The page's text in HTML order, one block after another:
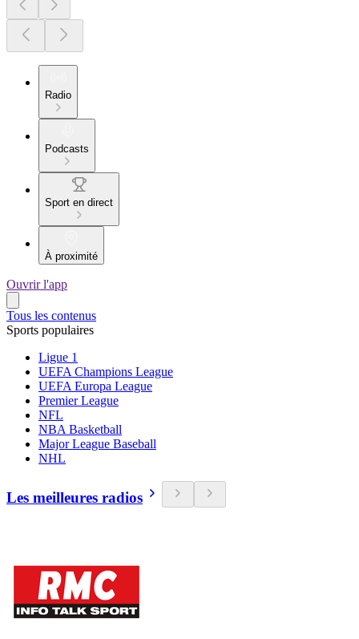
Radio
Podcasts
Sport en direct
À proximité
Ouvrir l'app
Tous les contenus
Sports populaires
Ligue 1
UEFA Champions League
UEFA Europa League
Premier League
NFL
NBA Basketball
Major League Baseball
NHL
Les meilleures radios